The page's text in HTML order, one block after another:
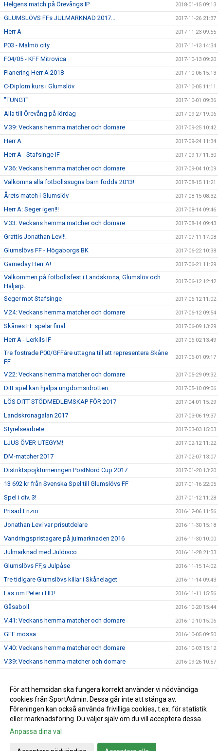
Helgens match på Örevångs IP 2018-01-15 09:13
GLUMSLÖVS FFs JULMARKNAD 2017... 2017-11-26 21:37
Herr A 2017-11-23 09:55
P03 - Malmö city 2017-11-13 14:34
F04/05 - KFF Mitrovica 2017-10-13 09:20
Planering Herr A 2018 2017-10-06 15:13
C-Diplom kurs i Glumslöv 2017-10-05 11:11
"TUNGT" 2017-10-01 09:36
Alla till Örevång på lördag 2017-09-27 19:06
V.39: Veckans hemma matcher och domare 2017-09-25 10:42
Herr A 2017-09-24 11:34
Herr A - Stafsinge IF 2017-09-17 11:30
V.36: Veckans hemma matcher och domare 2017-09-04 10:09
Välkomna alla fotbollssugna barn födda 2013! 2017-08-15 11:21
Årets match i Glumslöv 2017-08-15 08:32
Herr A: Seger igen!!! 2017-08-14 09:46
V.33: Veckans hemma matcher och domare 2017-08-14 09:43
Grattis Jonathan Levi!! 2017-07-11 17:08
Glumslövs FF - Högaborgs BK 2017-06-22 10:38
Gameday Herr A! 2017-06-21 11:29
Välkommen på fotbollsfest i Landskrona, Glumslöv och
Häljarp.
2017-06-12 12:42
Seger mot Stafsinge 2017-06-12 11:02
V.24: Veckans hemma matcher och domare 2017-06-12 09:54
Skånes FF spelar final 2017-06-09 13:29
Herr A - Lerkils IF 2017-06-02 13:49
Tre fostrade P00/GFFáre uttagna till att representera Skåne
FF
2017-06-01 09:17
V.22: Veckans hemma matcher och domare 2017-05-29 09:32
Ditt spel kan hjälpa ungdomsidrotten 2017-05-10 09:06
LÖS DITT STÖDMEDLEMSKAP FÖR 2017 2017-04-01 15:29
Landskronagalan 2017 2017-03-06 19:37
Styrelsearbete 2017-03-03 15:03
LJUS ÖVER UTEGYM! 2017-02-12 11:22
DM-matcher 2017 2017-02-07 13:07
Distriktspojkturneringen PostNord Cup 2017 2017-01-20 13:20
13 692 kr från Svenska Spel till Glumslövs FF 2017-01-16 22:05
Spel i div. 3! 2017-01-12 11:28
Prisad Enzio 2016-12-06 11:56
Jonathan Levi var prisutdelare 2016-11-30 15:18
Vandringspristagare på julmarknaden 2016 2016-11-30 10:00
Julmarknad med Juldisco… 2016-11-28 21:33
Glumslövs FF,s Julpåse 2016-11-15 14:02
Tre tidigare Glumslövs killar i Skånelaget 2016-11-14 09:43
Läs om Peter i HD! 2016-11-11 15:56
Gåsaboll 2016-10-20 15:44
V.41: Veckans hemma matcher och domare 2016-10-10 15:06
GFF mössa 2016-10-05 09:50
V.40: Veckans hemma matcher och domare 2016-10-03 15:12
V.39: Veckans hemma-matcher och domare 2016-09-26 10:57
Info brev augusti 2016 2016-09-14 15:35
Damerna: Äntligen vinst! 2016-09-05 09:59
Gå till Webbversion
För att hemsidan ska fungera korrekt använder vi nödvändiga
cookies från SportAdmin. Dessa går inte att stänga av.
Föreningen kan också använda frivilliga cookies, t.ex. för statistik
eller marknadsföring. Du väljer själv om du vill acceptera dessa.
Anpassa dina val